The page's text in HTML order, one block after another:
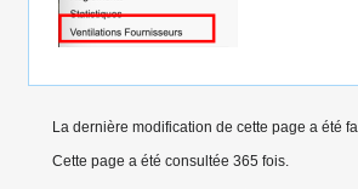
La dernière modification de cette page a été
Cette page a été consultée 365 fois.